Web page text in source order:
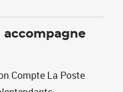
accompagne
Compte La Poste